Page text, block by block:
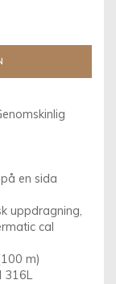
en sida
uppdragning,
cal
m)
316L